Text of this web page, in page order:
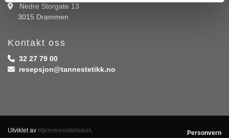
 Nedre Storgate 13
3015 Drammen
Kontakt oss
 32 27 79 00
 resepsjon@tannestetikk.no
Utviklet av Hjemmesidehuset. Personvern